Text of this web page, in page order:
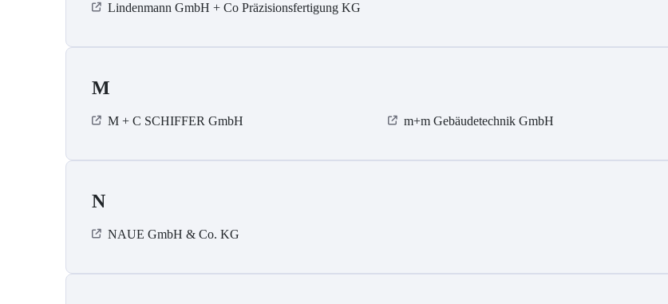
Lindenmann GmbH + Co Präzisionsfertigung KG
M
M + C SCHIFFER GmbH m+m Gebäudetechnik GmbH
N
NAUE GmbH & Co. KG